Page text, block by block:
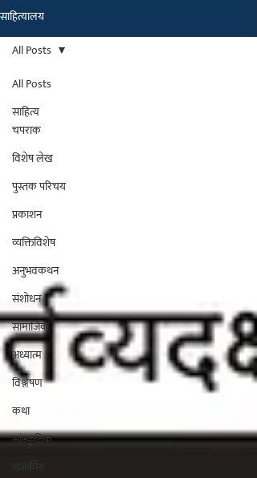
मराठीतील अग्रगण्य प्रकाशनसंस्था
२००२ पासून...
साहित्यालय
All Posts
साहित्य
चपराक
विशेष लेख
पुस्तक परिचय
प्रकाशन
व्यक्तिविशेष
अनुभवकथन
संशोधन
सामाजिक
अध्यात्म
विश्लेषण
कथा
सांस्कृतिक
All Posts